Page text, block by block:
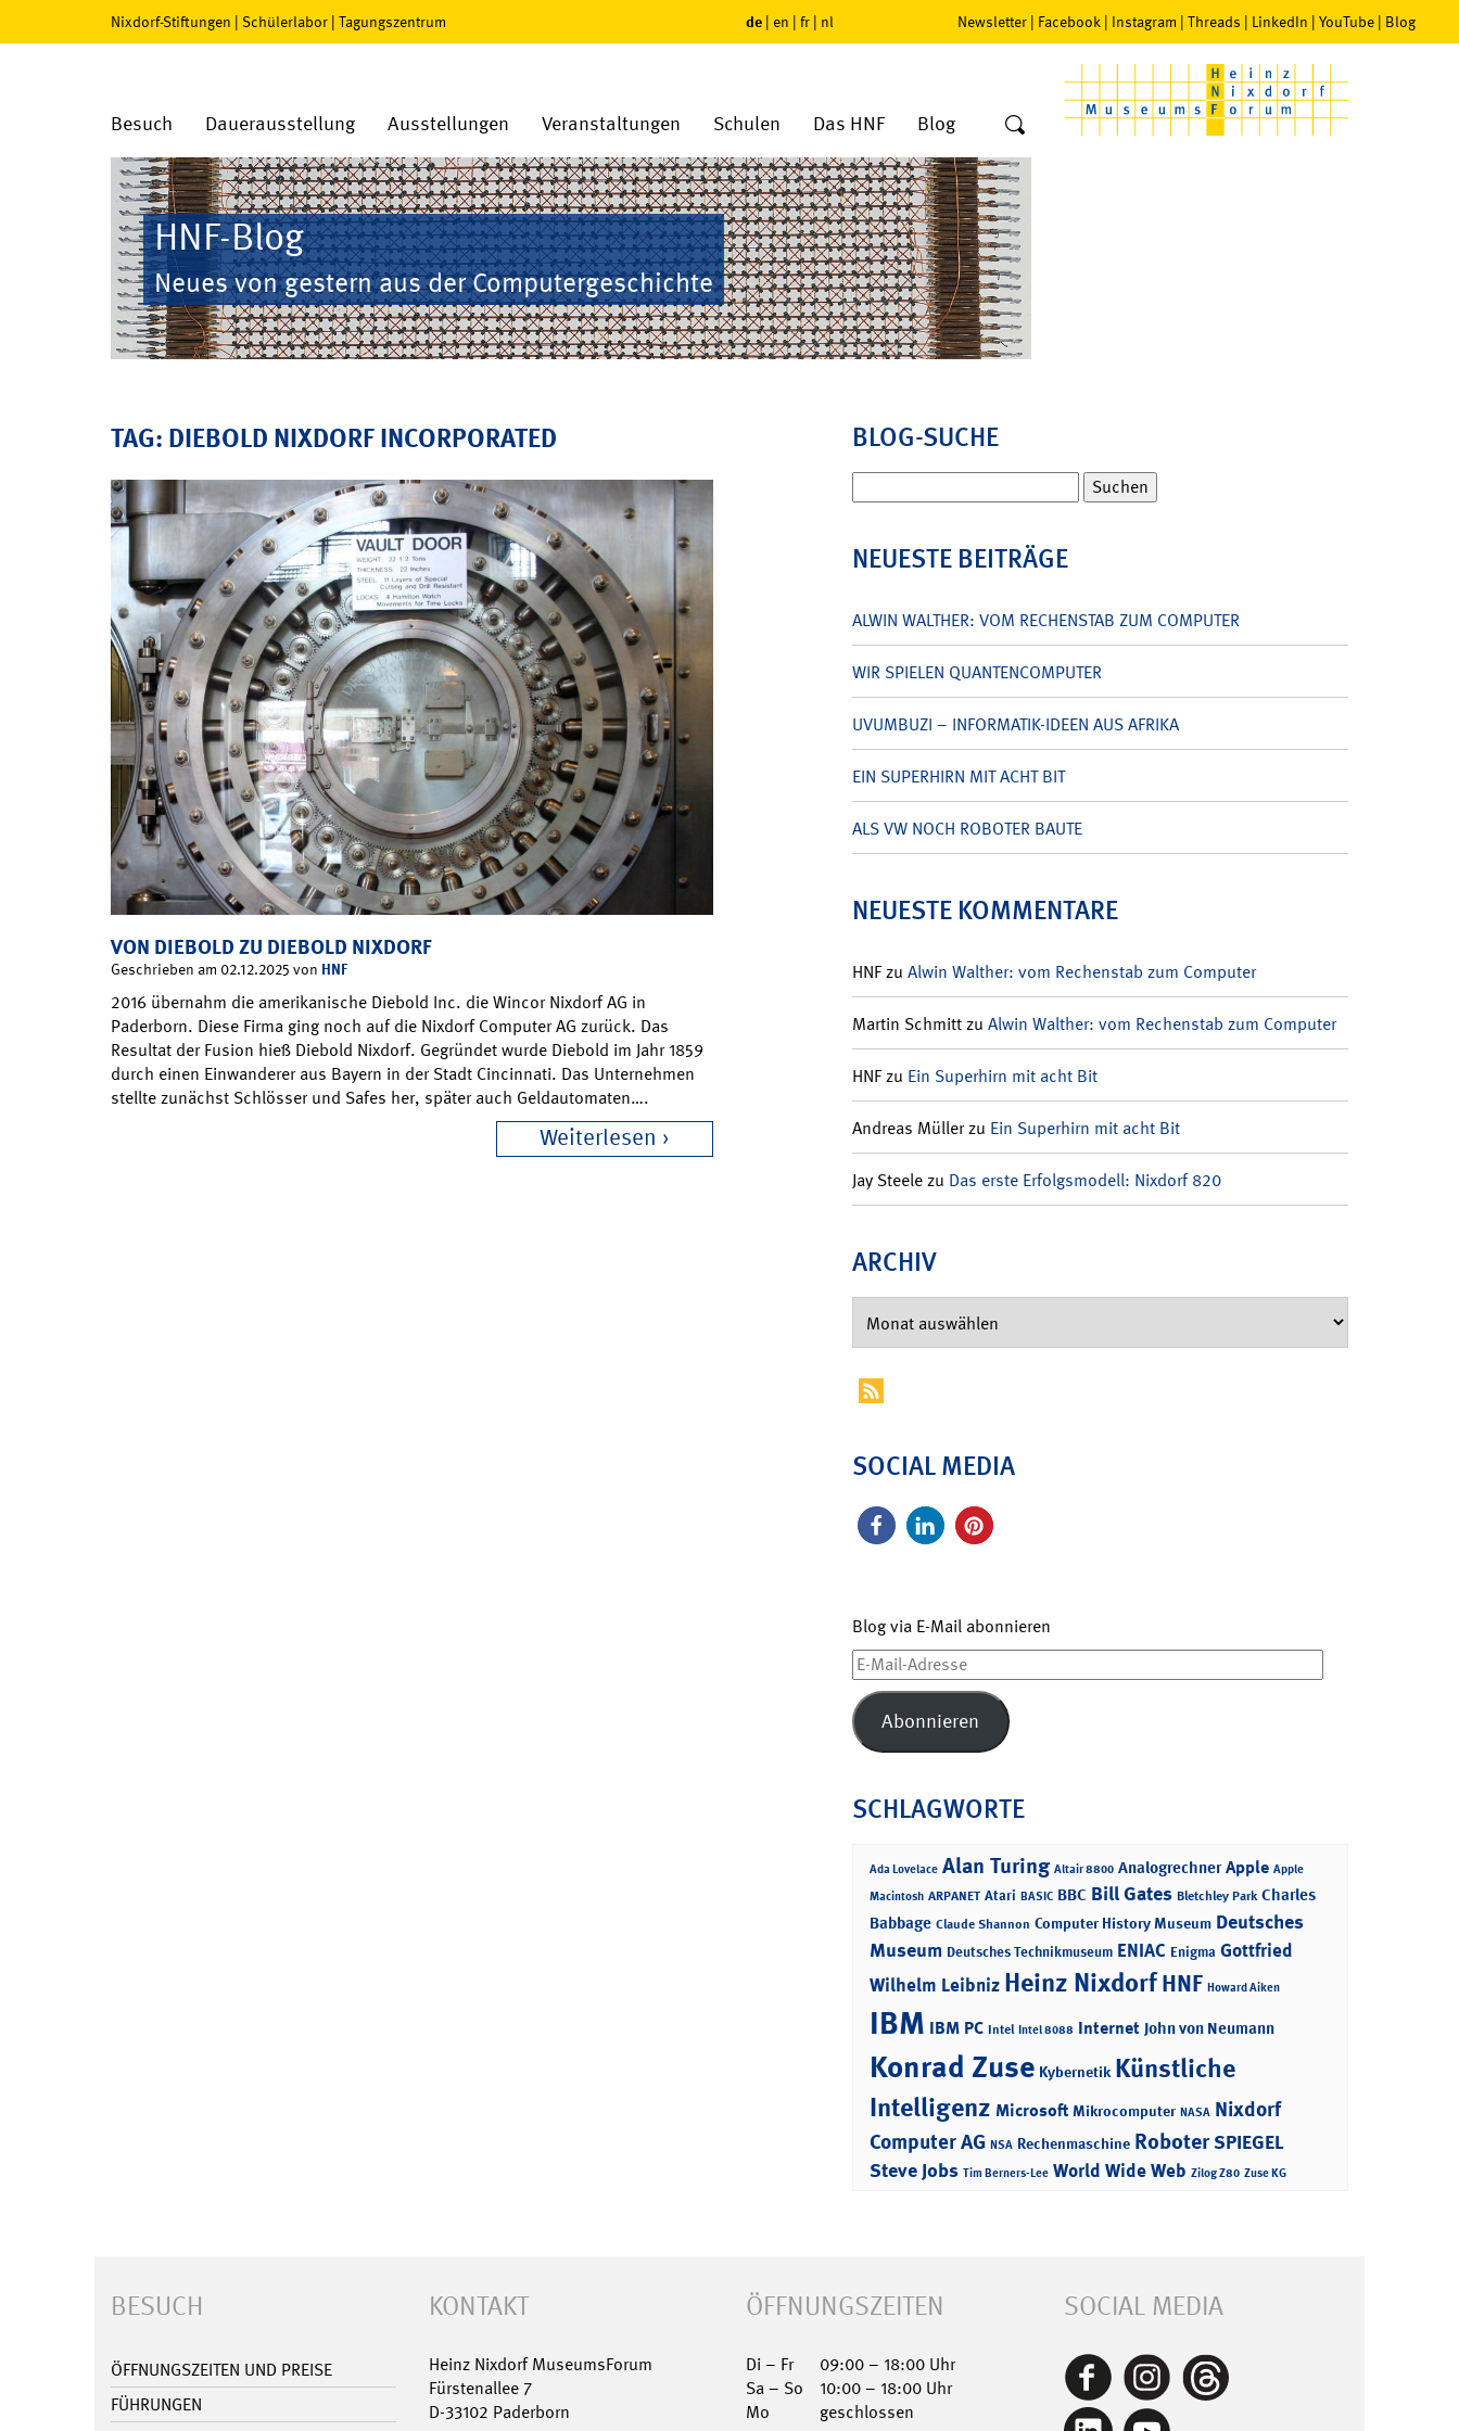
Nixdorf-Stiftungen | Schülerlabor | Tagungszentrum de | en | fr | nl Newsletter | Facebook | Instagram | Threads | LinkedIn | YouTube | Blog
Besuch Dauerausstellung Ausstellungen Veranstaltungen Schulen Das HNF Blog
HNF-Blog
Neues von gestern aus der Computergeschichte
TAG: DIEBOLD NIXDORF INCORPORATED
VON DIEBOLD ZU DIEBOLD NIXDORF
Geschrieben am 02.12.2025 von HNF
2016 übernahm die amerikanische Diebold Inc. die Wincor Nixdorf AG in
Paderborn. Diese Firma ging noch auf die Nixdorf Computer AG zurück. Das
Resultat der Fusion hieß Diebold Nixdorf. Gegründet wurde Diebold im Jahr 1859
durch einen Einwanderer aus Bayern in der Stadt Cincinnati. Das Unternehmen
stellte zunächst Schlösser und Safes her, später auch Geldautomaten….
Weiterlesen
BLOG-SUCHE
nach:
NEUESTE BEITRÄGE
ALWIN WALTHER: VOM RECHENSTAB ZUM COMPUTER
WIR SPIELEN QUANTENCOMPUTER
UVUMBUZI – INFORMATIK-IDEEN AUS AFRIKA
EIN SUPERHIRN MIT ACHT BIT
ALS VW NOCH ROBOTER BAUTE
NEUESTE KOMMENTARE
HNFzu Alwin Walther: vom Rechenstab zum Computer
Martin Schmittzu Alwin Walther: vom Rechenstab zum Computer
HNFzu Ein Superhirn mit acht Bit
Andreas Müllerzu Ein Superhirn mit acht Bit
Jay Steelezu Das erste Erfolgsmodell: Nixdorf 820
ARCHIV
SOCIAL MEDIA
Blog via E-Mail abonnieren
E-
Mail-
Adresse
Abonnieren
SCHLAGWORTE
Ada Lovelace Alan Turing Altair 8800 Analogrechner Apple Apple
Macintosh ARPANET Atari BASIC BBC Bill Gates Bletchley Park Charles
Babbage Claude Shannon Computer History Museum Deutsches
Museum Deutsches Technikmuseum ENIAC Enigma Gottfried
Wilhelm Leibniz Heinz NixdorfHNF Howard Aiken
IBM IBM PC Intel Intel 8088 Internet John von Neumann
Konrad Zuse Kybernetik Künstliche
Intelligenz Microsoft Mikrocomputer NASA Nixdorf
Computer AG NSA Rechenmaschine RoboterSPIEGEL
Steve Jobs Tim Berners-Lee World Wide Web Zilog Z80 Zuse KG
BESUCH
ÖFFNUNGSZEITEN UND PREISE
FÜHRUNGEN
KONTAKT
Heinz Nixdorf MuseumsForum
Fürstenallee 7
D-33102 Paderborn
ÖFFNUNGSZEITEN
Di – Fr
09:00 – 18:00 Uhr
Sa – So
10:00 – 18:00 Uhr
Mo
geschlossen
SOCIAL MEDIA